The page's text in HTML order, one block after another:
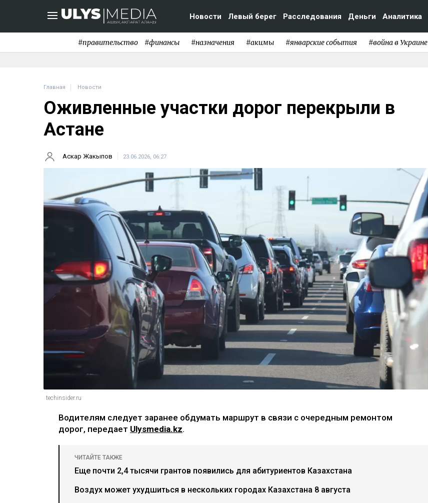
Новости Левый берег Расследования Деньги Аналитика
#правительство #финансы #назначения #акимы #январские события #война в Украине
Главная Новости
Оживленные участки дорог перекрыли в
Астане
Аскар Жакыпов 23.06.2026, 06:27
techinsider.ru
Водителям следует заранее обдумать маршрут в связи с очередным ремонтом
дорог, передает Ulysmedia.kz.
ЧИТАЙТЕ ТАКЖЕ
Еще почти 2,4 тысячи грантов появились для абитуриентов Казахстана
Воздух может ухудшиться в нескольких городах Казахстана 8 августа